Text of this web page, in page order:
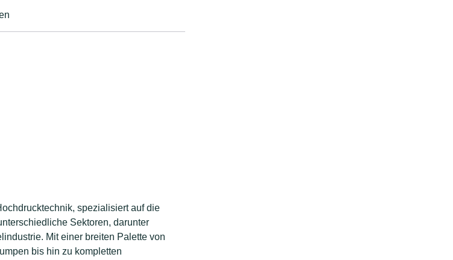
spezialisiert auf die
Sektoren, darunter
Mit einer breiten Palette von
bis hin zu kompletten